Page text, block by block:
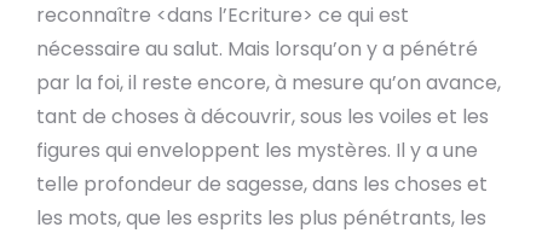
reconnaître <dans l’Ecriture> ce qui est
nécessaire au salut. Mais lorsqu’on y a pénétré
par la foi, il reste encore, à mesure qu’on avance,
tant de choses à découvrir, sous les voiles et les
figures qui enveloppent les mystères. Il y a une
telle profondeur de sagesse, dans les choses et
les mots, que les esprits les plus pénétrants, les